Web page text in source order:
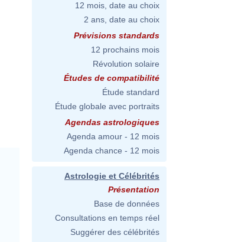
12 mois, date au choix
2 ans, date au choix
Prévisions standards
12 prochains mois
Révolution solaire
Études de compatibilité
Étude standard
Étude globale avec portraits
Agendas astrologiques
Agenda amour - 12 mois
Agenda chance - 12 mois
Astrologie et Célébrités
Présentation
Base de données
Consultations en temps réel
Suggérer des célébrités